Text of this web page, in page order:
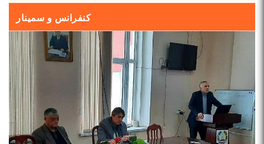
ТАҲҚИҚ ВА РАМЗКУШОИИ БАРХЕ АЗ ВОЖАҲОИ
ҶУҒРОФИИ ВАРЗОБ (ДАР АСОСИ МАВОДИ
ЗАБОНҲОИ ШАРҚИИ ЭРОНӢ) МИРЗОЕВ
САЙФИДДИН ҶАБОРОВИЧ.
ШИНОХТ ДАР ЗАМИНАИ ЭЪТИҚОД ВА ЭЪТИРОФ
ФИРДАВСӢ ВА ДАҚИҚӢ
کنفرانس و سمینار